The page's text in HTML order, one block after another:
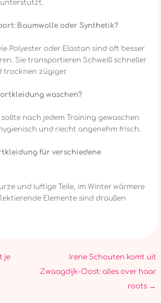
unterstützt.
Baumwolle oder Synthetik?
Polyester oder Elastan sind oft besser
Sie transportieren Schweiß schneller
trocknen zügiger.
waschen?
nach jedem Training gewaschen
und riecht angenehm frisch.
für verschiedene
und luftige Teile, im Winter wärmere
Elemente sind draußen
je
Irene Schouten komt uit
Zwaagdijk-Oost: alles over haar
roots →